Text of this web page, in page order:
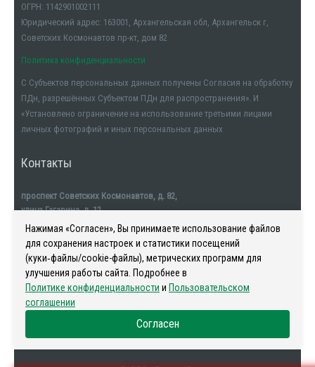
ОГРН: 1142901002111
Юридический адрес: 163001, Архангельская обл, Архангельск г,
Советских Космонавтов пр-кт, дом 82
Политика конфиденциальности
С Субъектов персональных данных получены Согласия на обработку
ПДн, разрешённых Субъектом ПДн для распространения». И
«Установлено ограничение на использование третьими лицами
личных фотографий и иных персональных данных
Контакты
проспект Советских Космонавтов, д. 82,
улица Гагарина, д. 12
тел. +7911-554-32-32
Наша история
Нажимая «Согласен», Вы принимаете использование файлов
для сохранения настроек и статистики посещений
(куки‑файлы/cookie-файлы), метрических программ для
улучшения работы сайта. Подробнее в
Политике конфиденциальности и Пользовательском
соглашении
Согласен